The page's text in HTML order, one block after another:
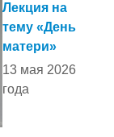
Лекция на
тему «День
матери»
13 мая 2026
года